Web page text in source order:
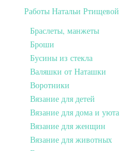
Работы Натальи Ртищевой
Браслеты, манжеты
Броши
Бусины из стекла
Валяшки от Наташки
Воротники
Вязание для детей
Вязание для дома и уюта
Вязание для женщин
Вязание для животных